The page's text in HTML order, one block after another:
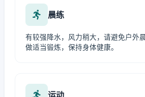
晨练
有较强降水，风力稍大，请避免户外
做适当锻炼，保持身体健康。
运动